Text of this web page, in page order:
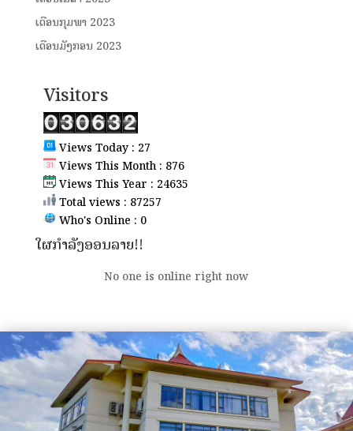
ເດືອນກຸມພາ 2023
ເດືອນມັງກອນ 2023
Visitors
Views Today : 27
Views This Month : 876
Views This Year : 24635
Total views : 87257
Who's Online : 0
ໃຜກຳລັງອອນລາຍ!!
No one is online right now